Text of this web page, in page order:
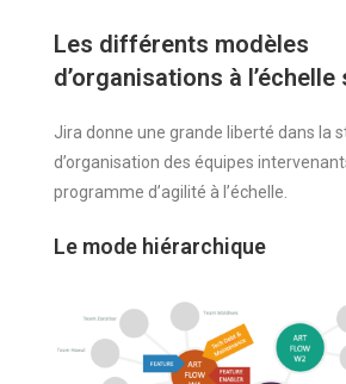
Les différents modèles
d’organisations à
Jira donne une grande liberté dans la
d’organisation des équipes
programme d’agilité à l’échelle.
Le mode hiérarchique